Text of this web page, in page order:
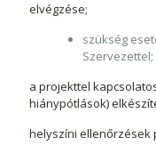
elvégzése;
szükség
Szervezettel;
a projekttel
hiánypótlások)
helyszíni ellenőrzések